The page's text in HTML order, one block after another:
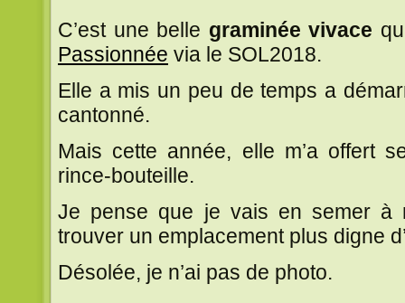
C’est une belle graminée vivace
Passionnée via le SOL2018.
Elle a mis un peu de temps a
cantonné.
Mais cette année, elle m’a offert
rince-bouteille.
Je pense que je vais en semer à
trouver un emplacement plus digne
Désolée, je n’ai pas de photo.